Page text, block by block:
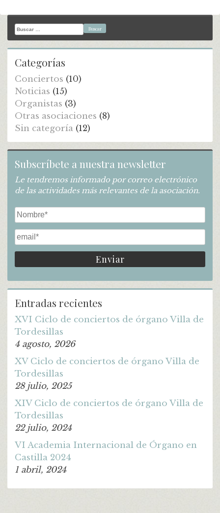
Buscar:
Categorías
Conciertos (10)
Noticias (15)
Organistas (3)
Otras asociaciones (8)
Sin categoría (12)
Subscríbete a nuestra newsletter
Le tendremos informado por correo electrónico
de las actividades más relevantes de la asociación.
Entradas recientes
XVI Ciclo de conciertos de órgano Villa de
Tordesillas
4 agosto, 2026
XV Ciclo de conciertos de órgano Villa de
Tordesillas
28 julio, 2025
XIV Ciclo de conciertos de órgano Villa de
Tordesillas
22 julio, 2024
VI Academia Internacional de Órgano en
Castilla 2024
1 abril, 2024